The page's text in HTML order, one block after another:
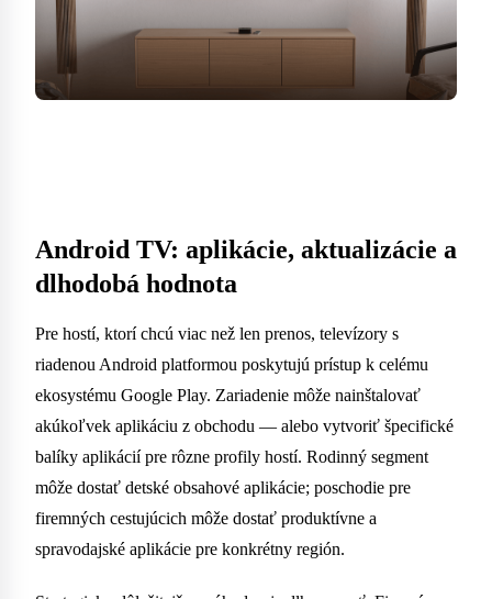
Android TV: aplikácie, aktualizácie a
dlhodobá hodnota
Pre hostí, ktorí chcú viac než len prenos, televízory s
riadenou Android platformou poskytujú prístup k celému
ekosystému Google Play. Zariadenie môže nainštalovať
akúkoľvek aplikáciu z obchodu — alebo vytvoriť špecifické
balíky aplikácií pre rôzne profily hostí. Rodinný segment
môže dostať detské obsahové aplikácie; poschodie pre
firemných cestujúcich môže dostať produktívne a
spravodajské aplikácie pre konkrétny región.